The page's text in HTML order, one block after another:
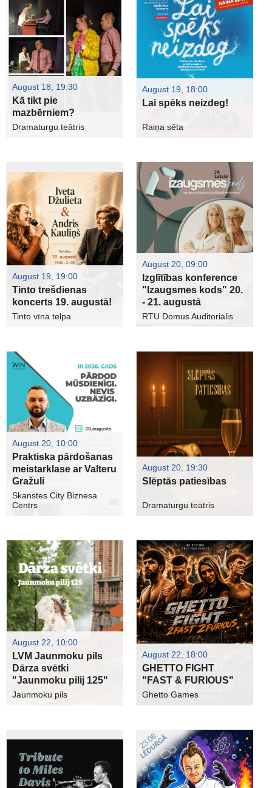
August 18, 19:30
Kā tikt pie
mazbērniem?
Dramaturgu teātris
August 19, 18:00
Lai spēks neizdeg!
Raiņa sēta
August 19, 19:00
Tinto trešdienas
koncerts 19. augustā!
Tinto vīna telpa
August 20, 09:00
Izglītības konference
"Izaugsmes kods" 20.
- 21. augustā
RTU Domus Auditorialis
August 20, 10:00
Praktiska pārdošanas
meistarklase ar Valteru
Gražuli
Skanstes City Biznesa
Centrs
August 20, 19:30
Slēptās patiesības
Dramaturgu teātris
August 22, 10:00
LVM Jaunmoku pils
Dārza svētki
"Jaunmoku pilij 125"
Jaunmoku pils
August 22, 18:00
GHETTO FIGHT
"FAST & FURIOUS"
Ghetto Games